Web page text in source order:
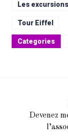
Les
Tour Eiffel
Categories
Devenez